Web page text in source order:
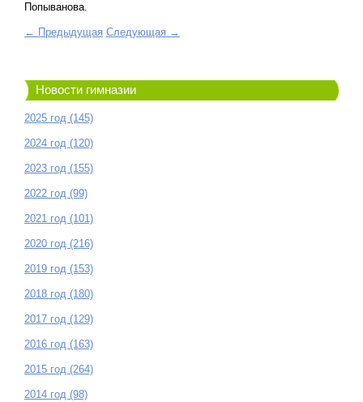
Попыванова.
← Предыдущая Следующая →
Новости гимназии
2025 год (145)
2024 год (120)
2023 год (155)
2022 год (99)
2021 год (101)
2020 год (216)
2019 год (153)
2018 год (180)
2017 год (129)
2016 год (163)
2015 год (264)
2014 год (98)